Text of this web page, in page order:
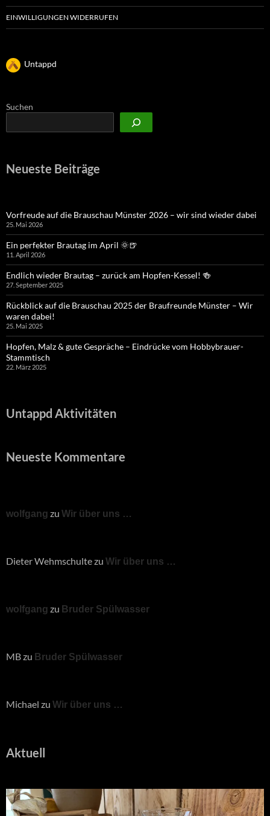
EINWILLIGUNGEN WIDERRUFEN
Untappd
Suchen
Neueste Beiträge
Vorfreude auf die Brauschau Münster 2026 – wir sind wieder dabei
25. Mai 2026
Ein perfekter Brautag im April 🌞🍺
11. April 2026
Endlich wieder Brautag – zurück am Hopfen-Kessel! 🍻
27. September 2025
Rückblick auf die Brauschau 2025 der Braufreunde Münster – Wir
waren dabei!
25. Mai 2025
Hopfen, Malz & gute Gespräche – Eindrücke vom Hobbybrauer-
Stammtisch
22. März 2025
Untappd Aktivitäten
Neueste Kommentare
wolfgang zu Wir über uns …
Dieter Wehmschultezu Wir über uns …
wolfgang zu Bruder Spülwasser
MBzu Bruder Spülwasser
Michael zu Wir über uns …
Aktuell